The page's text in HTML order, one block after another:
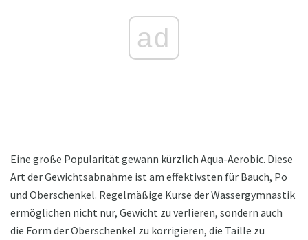
ad
Eine große Popularität gewann kürzlich Aqua-Aerobic. Diese
Art der Gewichtsabnahme ist am effektivsten für Bauch, Po
und Oberschenkel. Regelmäßige Kurse der Wassergymnastik
ermöglichen nicht nur, Gewicht zu verlieren, sondern auch
die Form der Oberschenkel zu korrigieren, die Taille zu